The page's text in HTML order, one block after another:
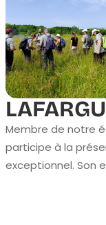
Membre de notre
participe à la
exceptionnel. Son